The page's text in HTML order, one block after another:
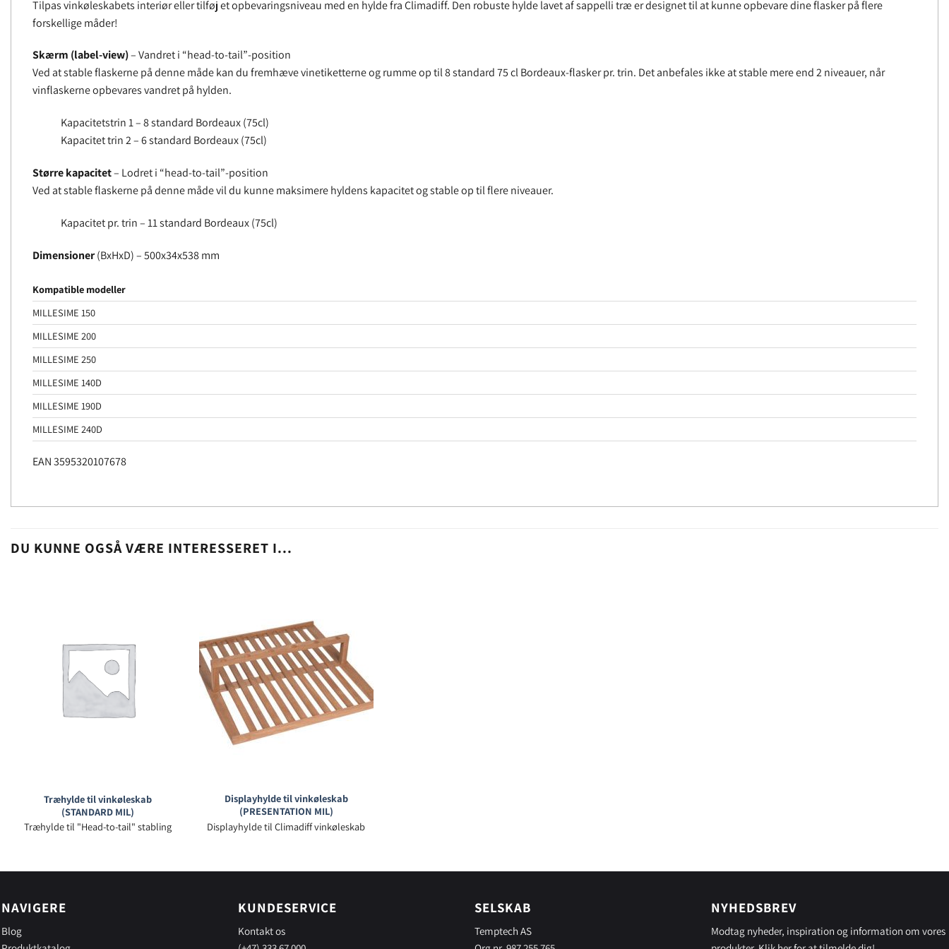
Tilpas vinkøleskabets interiør eller tilføj et opbevaringsniveau med en hylde fra Climadiff. Den robuste hylde lavet af sappelli træ er designet til at kunne opbevare dine flasker på flere
forskellige måder!
Skærm (label-view)– Vandret i “head-to-tail”-position
Ved at stable flaskerne på denne måde kan du fremhæve vinetiketterne og rumme op til 8 standard 75 cl Bordeaux-flasker pr. trin. Det anbefales ikke at stable mere end 2 niveauer, når
vinflaskerne opbevares vandret på hylden.
Kapacitetstrin 1 – 8 standard Bordeaux (75cl)
Kapacitet trin 2 – 6 standard Bordeaux (75cl)
Større kapacitet– Lodret i “head-to-tail”-position
Ved at stable flaskerne på denne måde vil du kunne maksimere hyldens kapacitet og stable op til flere niveauer.
Kapacitet pr. trin – 11 standard Bordeaux (75cl)
Dimensioner(BxHxD) – 500x34x538 mm
Kompatible modeller
MILLESIME 150
MILLESIME 200
MILLESIME 250
MILLESIME 140D
MILLESIME 190D
MILLESIME 240D
EAN 3595320107678
DU KUNNE OGSÅ VÆRE INTERESSERET I...
Træhylde til vinkøleskab
(STANDARD MIL)
Træhylde til "Head-to-tail" stabling
Displayhylde til vinkøleskab
(PRESENTATION MIL)
Displayhylde til Climadiff vinkøleskab
NAVIGERE
Blog
KUNDESERVICE
Kontakt os
SELSKAB
Temptech AS
NYHEDSBREV
Modtag nyheder, inspiration og information om vores